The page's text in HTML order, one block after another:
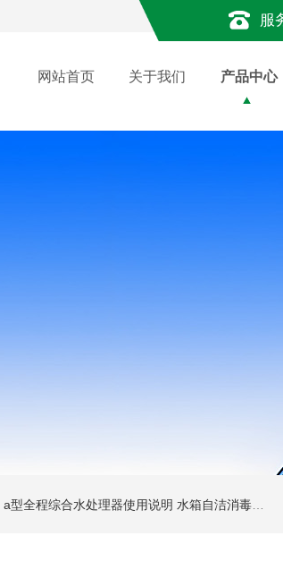
服
网站首页 关于我们 产品中心
a型全程综合水处理器使用说明 水箱自洁消毒器